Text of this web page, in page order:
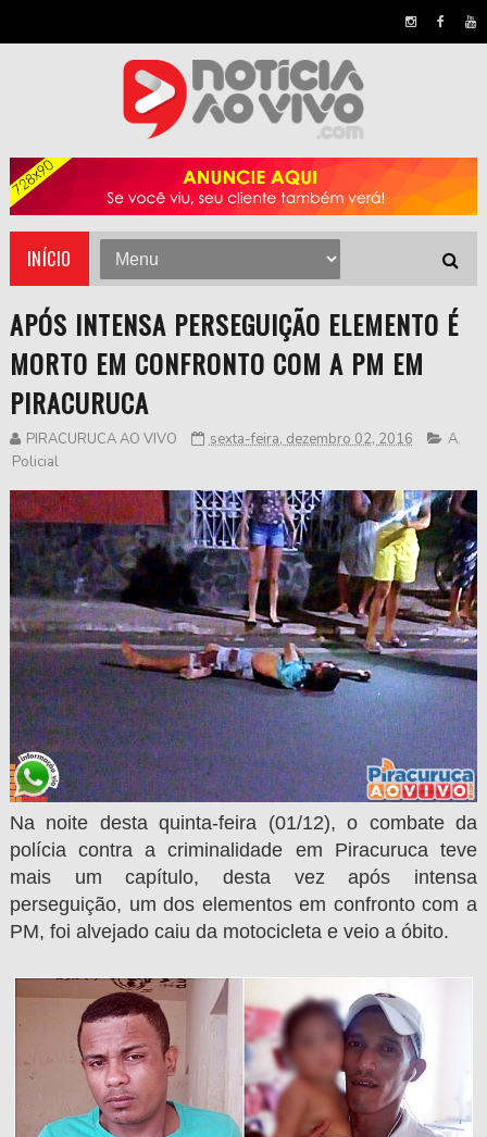
INÍCIO
APÓS INTENSA PERSEGUIÇÃO ELEMENTO É
MORTO EM CONFRONTO COM A PM EM
PIRACURUCA
PIRACURUCA AO VIVO sexta-feira, dezembro 02, 2016 A,
Policial
Na noite desta quinta-feira (01/12), o combate da
polícia contra a criminalidade em Piracuruca teve
mais um capítulo, desta vez após intensa
perseguição, um dos elementos em confronto com a
PM, foi alvejado caiu da motocicleta e veio a óbito.